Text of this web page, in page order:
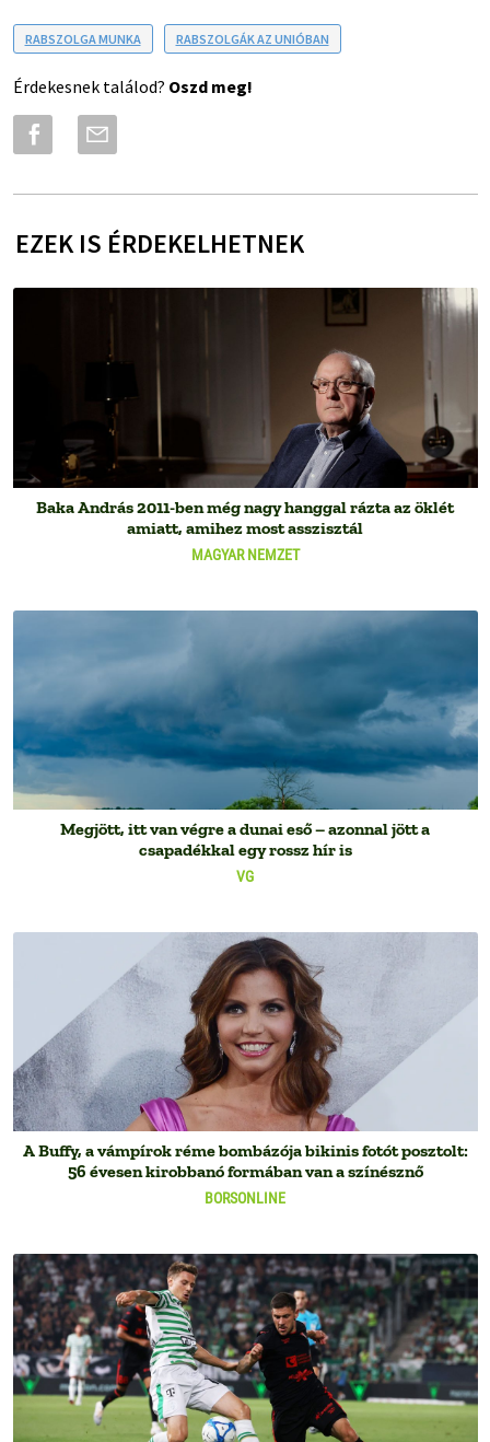
RABSZOLGA MUNKA RABSZOLGÁK AZ UNIÓBAN
Érdekesnek találod? Oszd meg!
EZEK IS ÉRDEKELHETNEK
MAGYAR NEMZET
Baka András 2011-ben még nagy hanggal rázta az öklét
amiatt, amihez most asszisztál
VG
Megjött, itt van végre a dunai eső – azonnal jött a
csapadékkal egy rossz hír is
BORSONLINE
A Buffy, a vámpírok réme bombázója bikinis fotót posztolt:
56 évesen kirobbanó formában van a színésznő